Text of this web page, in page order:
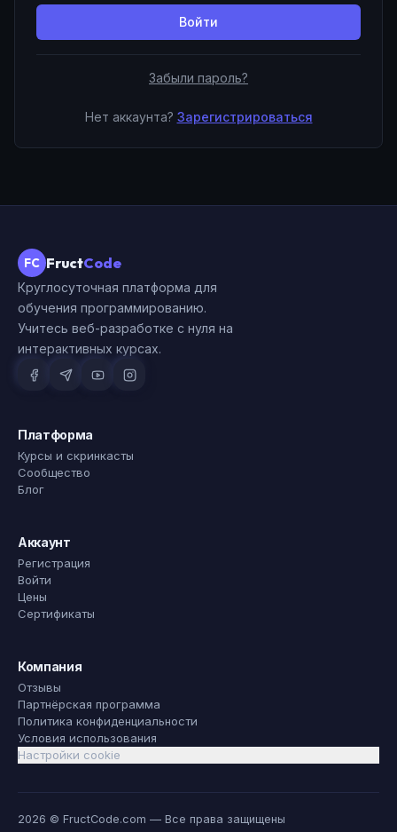
Войти
Забыли пароль?
Нет аккаунта? Зарегистрироваться
FC FructCode
Круглосуточная платформа для
обучения программированию.
Учитесь веб-разработке с нуля на
интерактивных курсах.
Платформа
Курсы и скринкасты
Сообщество
Блог
Аккаунт
Регистрация
Войти
Цены
Сертификаты
Компания
Отзывы
Партнёрская программа
Политика конфиденциальности
Условия использования
Настройки cookie
2026 © FructCode.com — Все права защищены